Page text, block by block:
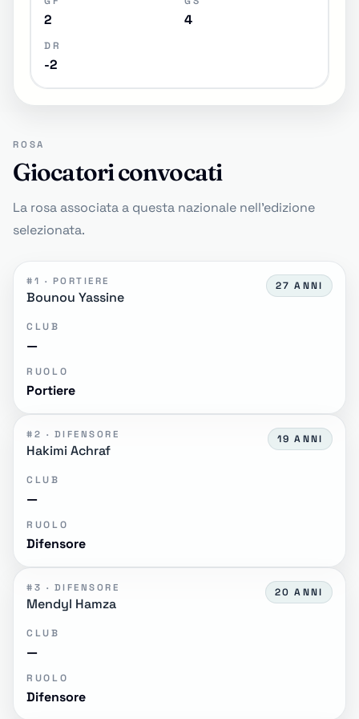
2 4
DR
-2
ROSA
Giocatori convocati
La rosa associata a questa nazionale nell'edizione
selezionata.
#1 · PORTIERE
Bounou Yassine
27 ANNI
CLUB
—
RUOLO
Portiere
#2 · DIFENSORE
Hakimi Achraf
19 ANNI
CLUB
—
RUOLO
Difensore
#3 · DIFENSORE
Mendyl Hamza
20 ANNI
CLUB
—
RUOLO
Difensore